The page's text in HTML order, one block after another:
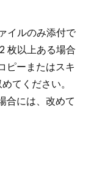
イルのみ添付で
枚以上ある場合
ピーまたはスキ
てください。
合には、改めて